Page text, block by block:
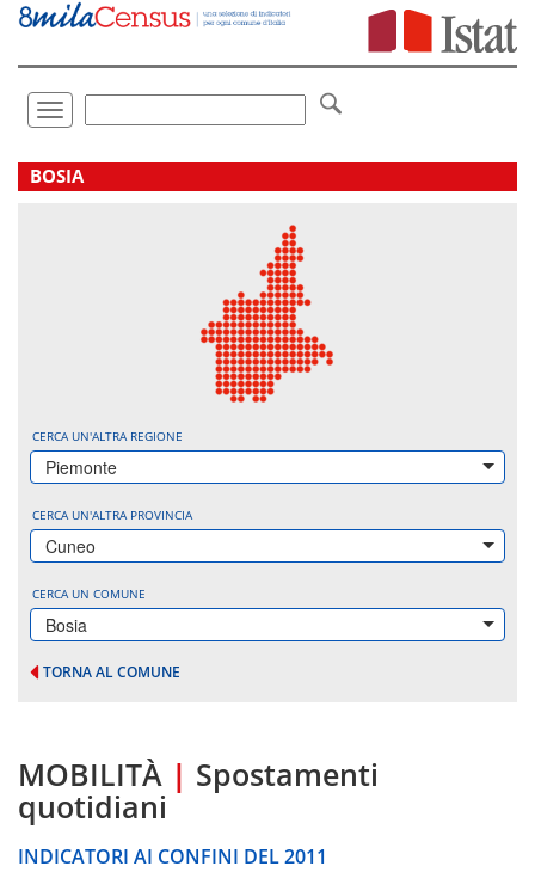
Vai
direttamente
Toggle
navigation
.
BOSIA
CERCA UN'ALTRA REGIONE
Piemonte
CERCA UN'ALTRA PROVINCIA
Cuneo
CERCA UN COMUNE
Bosia
TORNA AL COMUNE
MOBILITÀ | Spostamenti
quotidiani
INDICATORI AI CONFINI DEL 2011